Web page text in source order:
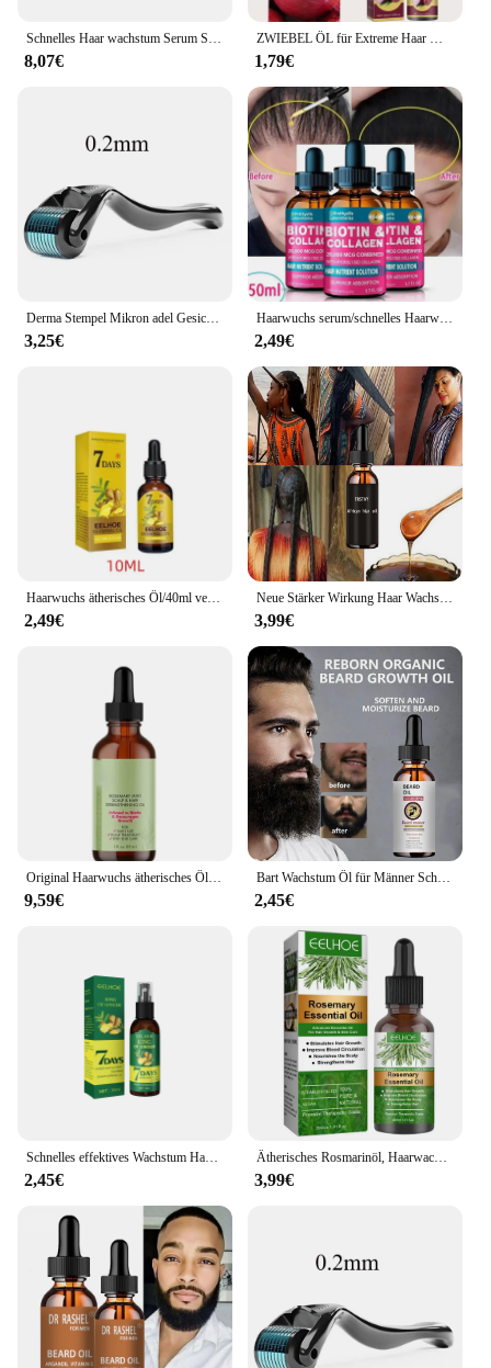
Schnelles Haar wachstum Serum Spray gegen Haarausfall verhindern Kahlheit Kopfhaut behandlung Reparatur Wurzeln Schönheit Gesundheit Haarpflege für Männer Frauen
8,07€
ZWIEBEL ÖL für Extreme Haar Wachstum, Bruch, Kopfhaut Behandlung, alopezie Anti Haarausfall Schnelle Wachsen Zu Verhindern Haar Trocken Öl
1,79€
Derma Stempel Mikron adel Gesichts walze Massage gerät einstellbare Titan Nadel Länge Hautpflege Bart wachstum Kopfhaut Haar walze
3,25€
Haarwuchs serum/schnelles Haarwuchs produkt
2,49€
2,49€
Neue Stärker Wirkung Haar Wachstum Öl für Schwarze Frauen Alte Afrikanische Haar Wachstum Formel Extrakt Starke Wirkung TRSTAY
3,99€
9,59€
Bart Wachstum Öl für Männer Schnelle Absorption Befeuchten Bart Effektive Bart Enhancer Serum Natürliche Anlage Bart Behandlung 60ML
2,45€
2,45€
Ätherisches Rosmarinöl, Haarwachstumsprodukte, Bio-Haarprodukte, Kopfhaut-Haarstärkungsöl für nährt glänzendes Haar, gesund
3,99€